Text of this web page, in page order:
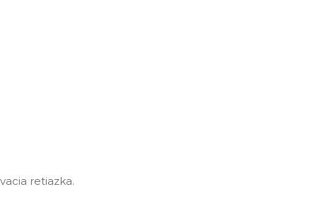
retiazka.